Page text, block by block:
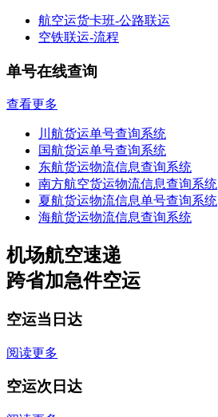
航空运货卡班-公路联运
空铁联运-流程
单号在线查询
查看更多
川航货运单号查询系统
国航货运单号查询系统
东航货运物流信息查询系统
南方航空货运物流信息查询系统
夏航货运物流信息单号查询系统
海航货运物流信息查询系统
机场航空速递
跨省加急件空运
空运当日达
阅读更多
空运次日达